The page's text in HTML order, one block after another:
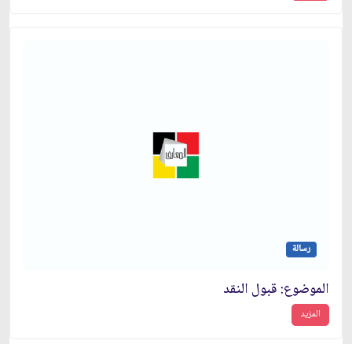
رسالة
الموضوع: قبول النقد
المزيد